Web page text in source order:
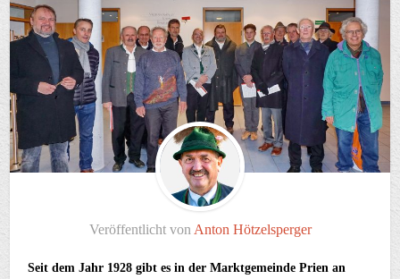
Veröffentlicht von Anton Hötzelsperger
Seit dem Jahr 1928 gibt es in der Marktgemeinde Prien an